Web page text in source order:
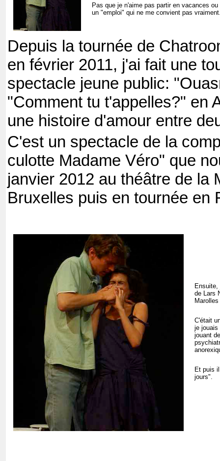
Pas que je n'aime pas partir en vacances
un "emploi" qui ne me convient pas
Depuis la tournée de
en février 2011, j'ai fait une
spectacle jeune public:
"Comment tu t'appelles?" en
une histoire d'amour entre
C'est un spectacle de la
culotte Madame Véro" que
janvier 2012 au théâtre de la
Bruxelles puis en tournée en
de Lars
C'était
je jouais
jouant
Et puis
jours".